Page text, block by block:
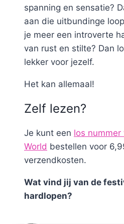
spanning en sensatie?
aan die uitbundinge
je meer een introverte
van rust en stilte? Dan
lekker voor jezelf.
Het kan allemaal!
Zelf lezen?
Je kunt een los nummer
World bestellen voor
verzendkosten.
Wat vind jij van de
hardlopen?